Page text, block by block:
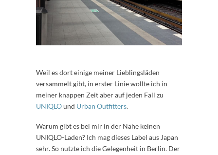
Weil es dort einige meiner Lieblingsläden
versammelt gibt, in erster Linie wollte ich in
meiner knappen Zeit aber auf jeden Fall zu
UNIQLOund Urban Outfitters.
Warum gibt es bei mir in der Nähe keinen
UNIQLO-Laden? Ich mag dieses Label aus Japan
sehr. So nutzte ich die Gelegenheit in Berlin. Der